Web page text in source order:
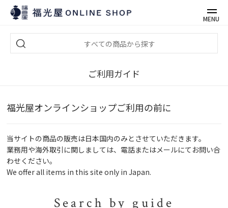
MENU
ご利用ガイド
福光屋オンラインショップご利用の前に
当サイトの商品の販売は日本国内のみとさせていただきます。
業務用や海外取引に関しましては、電話またはメールにてお問い合
わせください。
We offer all items in this site only in Japan.
Search by guide